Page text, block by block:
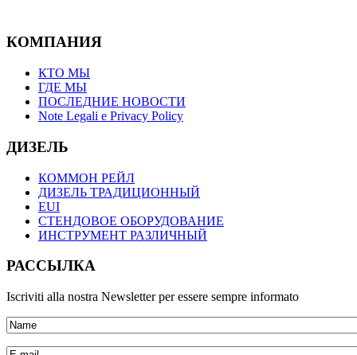
КОМПАНИЯ
КТО МЫ
ГДЕ МЫ
ПОСЛЕДНИЕ НОВОСТИ
Note Legali e Privacy Policy
ДИЗЕЛЬ
КОММОН РЕЙЛ
ДИЗЕЛЬ ТРАДИЦИОННЫЙ
EUI
СТЕНДОВОЕ ОБОРУДОВАНИЕ
ИНСТРУМЕНТ РАЗЛИЧНЫЙ
РАССЫЛКА
Iscriviti alla nostra Newsletter per essere sempre informato